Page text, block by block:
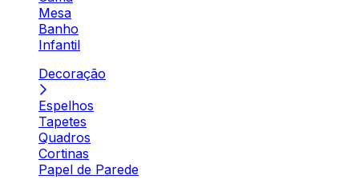
Mesa
Banho
Infantil
Decoração
Espelhos
Tapetes
Quadros
Cortinas
Papel de Parede